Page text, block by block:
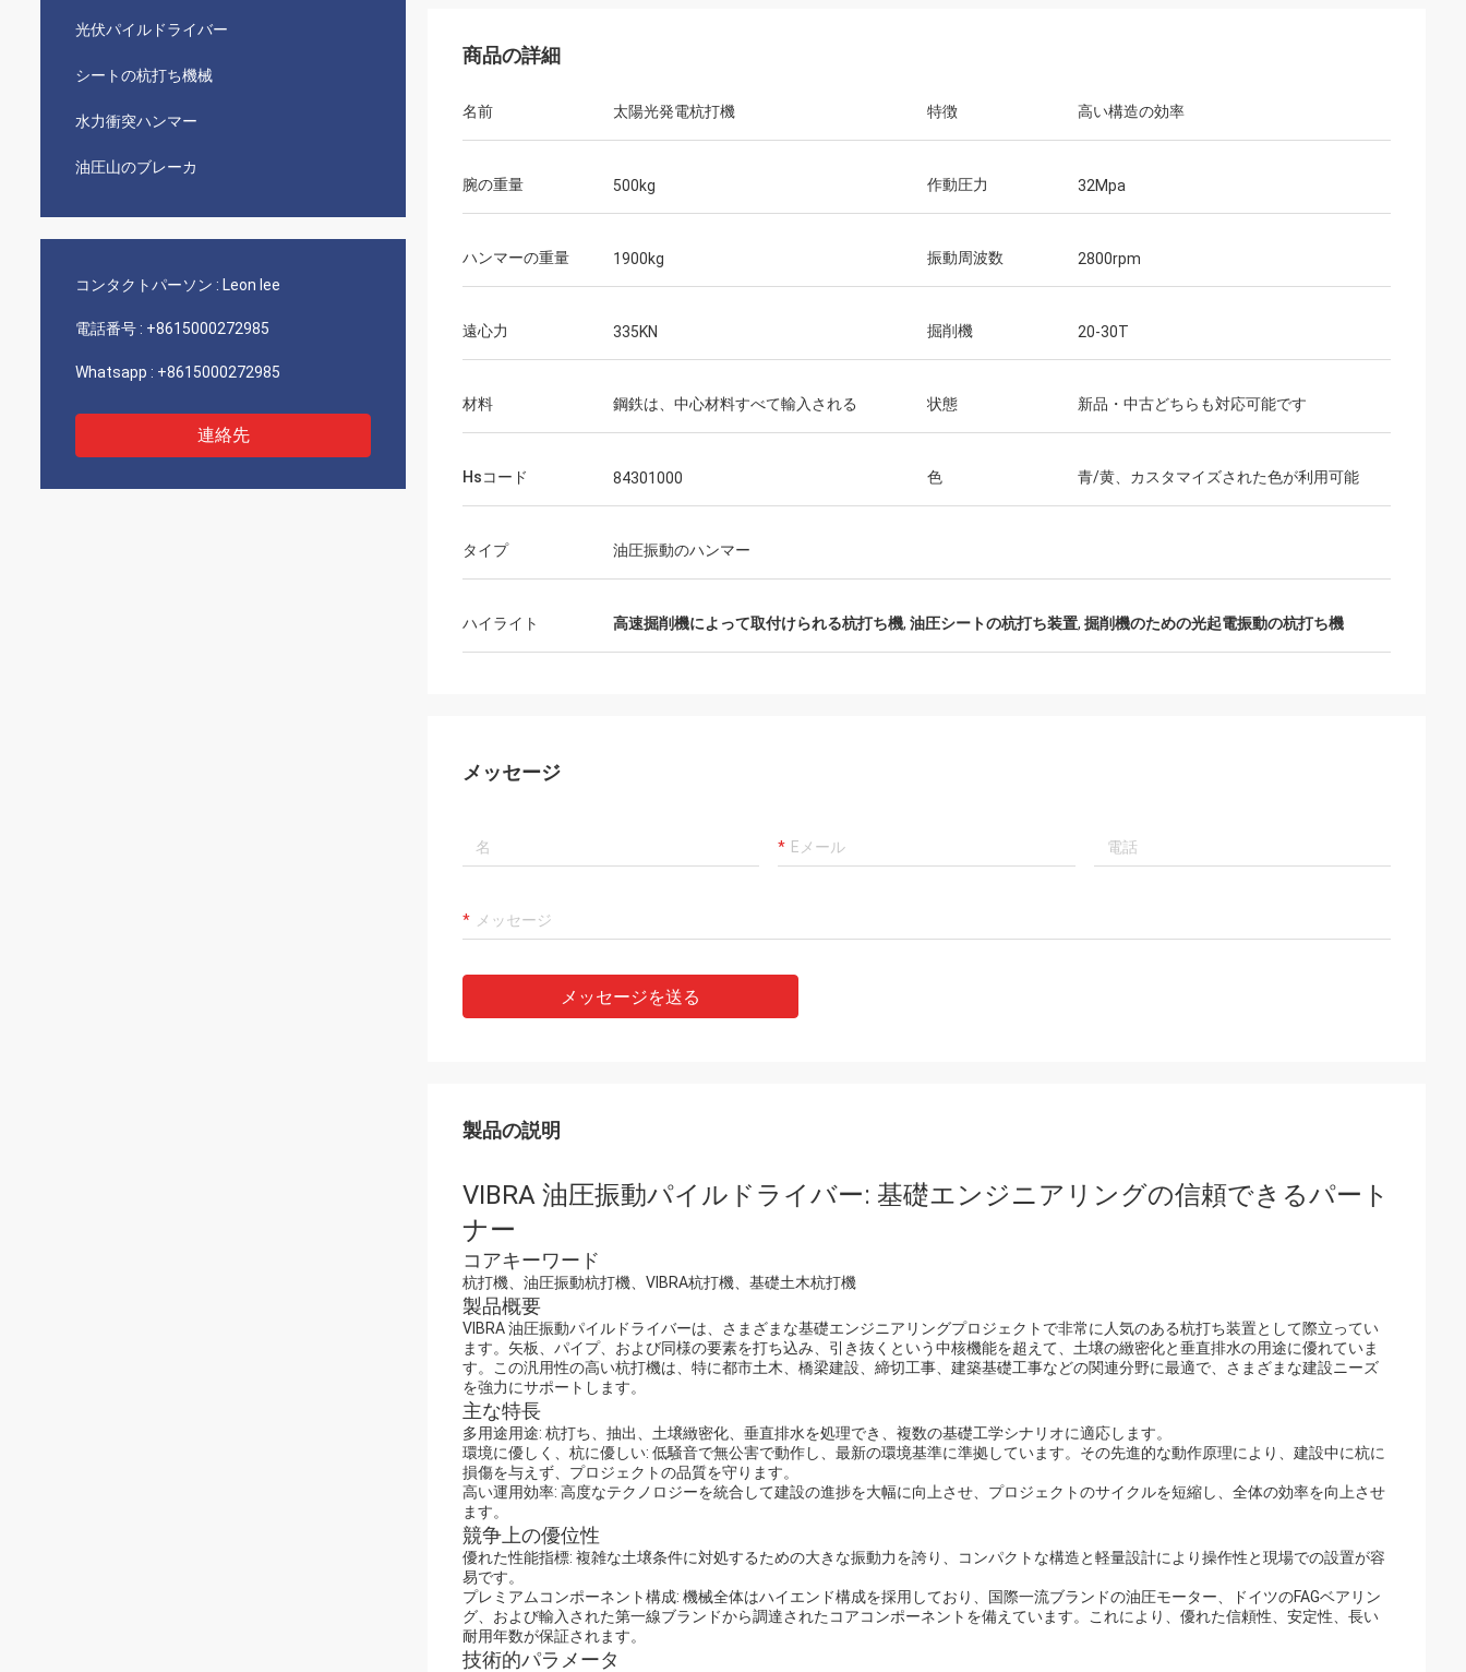
光伏パイルドライバー
シートの杭打ち機械
水力衝突ハンマー
油圧山のブレーカ
コンタクトパーソン : Leon lee
電話番号 : +8615000272985
Whatsapp : +8615000272985
連絡先
商品の詳細
名前 太陽光発電杭打機 特徴 高い構造の効率
腕の重量 500kg 作動圧力 32Mpa
ハンマーの重量 1900kg 振動周波数 2800rpm
遠心力 335KN 掘削機 20-30T
材料 鋼鉄は、中心材料すべて輸入される 状態 新品・中古どちらも対応可能です
Hsコード 84301000 色 青/黄、カスタマイズされた色が利用可能
タイプ 油圧振動のハンマー
ハイライト 高速掘削機によって取付けられる杭打ち機, 油圧シートの杭打ち装置, 掘削機のための光起電振動の杭打ち機
メッセージ
メッセージを送る
製品の説明
VIBRA 油圧振動パイルドライバー: 基礎エンジニアリングの信頼できるパート
ナー
コアキーワード
杭打機、油圧振動杭打機、VIBRA杭打機、基礎土木杭打機
製品概要
VIBRA 油圧振動パイルドライバーは、さまざまな基礎エンジニアリングプロジェクトで非常に人気のある杭打ち装置として際立ってい
ます。矢板、パイプ、および同様の要素を打ち込み、引き抜くという中核機能を超えて、土壌の緻密化と垂直排水の用途に優れていま
す。この汎用性の高い杭打機は、特に都市土木、橋梁建設、締切工事、建築基礎工事などの関連分野に最適で、さまざまな建設ニーズ
を強力にサポートします。
主な特長
多用途用途: 杭打ち、抽出、土壌緻密化、垂直排水を処理でき、複数の基礎工学シナリオに適応します。
環境に優しく、杭に優しい: 低騒音で無公害で動作し、最新の環境基準に準拠しています。その先進的な動作原理により、建設中に杭に
損傷を与えず、プロジェクトの品質を守ります。
高い運用効率: 高度なテクノロジーを統合して建設の進捗を大幅に向上させ、プロジェクトのサイクルを短縮し、全体の効率を向上させ
ます。
競争上の優位性
優れた性能指標: 複雑な土壌条件に対処するための大きな振動力を誇り、コンパクトな構造と軽量設計により操作性と現場での設置が容
易です。
プレミアムコンポーネント構成: 機械全体はハイエンド構成を採用しており、国際一流ブランドの油圧モーター、ドイツのFAGベアリン
グ、および輸入された第一線ブランドから調達されたコアコンポーネントを備えています。これにより、優れた信頼性、安定性、長い
耐用年数が保証されます。
技術的パラメータ